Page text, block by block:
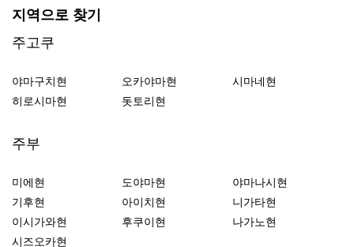
지역으로 찾기
주고쿠
야마구치현 오카야마현
시마네현
히로시마현
돗토리현
주부
미에현 도야마현
야마나시현
기후현
아이치현
니가타현
이시가와현
후쿠이현
나가노현
시즈오카현